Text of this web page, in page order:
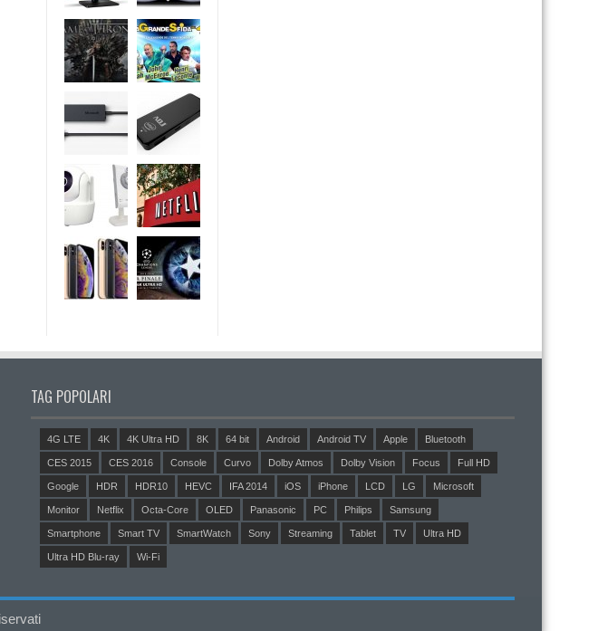
TAG POPOLARI
4G LTE 4K 4K Ultra HD 8K 64 bit Android Android TV Apple Bluetooth
CES 2015 CES 2016 Console Curvo Dolby Atmos Dolby Vision Focus Full HD
Google HDR HDR10 HEVC IFA 2014 iOS iPhone LCD LG Microsoft
Monitor Netflix Octa-Core OLED Panasonic PC Philips Samsung
Smartphone Smart TV SmartWatch Sony Streaming Tablet TV Ultra HD
Ultra HD Blu-ray Wi-Fi